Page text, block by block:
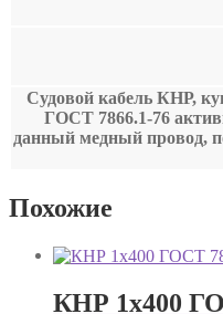
Судовой кабель КНР,
ГОСТ 7866.1-76
данный медный провод,
Похожие
КНР 1х400